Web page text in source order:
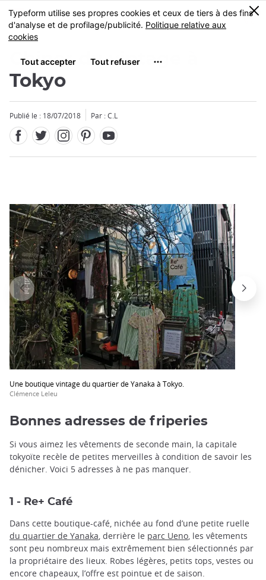
Skip
to
main
MENU
0
Chiner du vintage à
Tokyo
Publié le : 18/07/2018 Par : C.L
Une boutique vintage du quartier de Yanaka à Tokyo.
Clémence Leleu
Fermer
Bonnes adresses de friperies
Si vous aimez les vêtements de seconde main, la capitale
tokyoïte recèle de petites merveilles à condition de savoir les
dénicher. Voici 5 adresses à ne pas manquer.
1 - Re+ Café
Dans cette boutique-café, nichée au fond d’une petite ruelle
du quartier de Yanaka, derrière le parc Ueno, les vêtements
sont peu nombreux mais extrêmement bien sélectionnés par
la propriétaire des lieux. Robes légères, petits tops, vestes ou
encore chapeaux, l’offre est pointue et de saison.
Fermer